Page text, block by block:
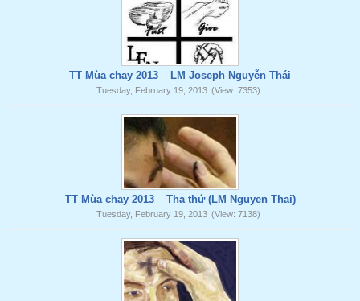
TT Mùa chay 2013 _ LM Joseph Nguyễn Thái
Tuesday, February 19, 2013 (View: 7353)
TT Mùa chay 2013 _ Tha thứ (LM Nguyen Thai)
Tuesday, February 19, 2013 (View: 7138)